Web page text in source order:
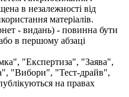
в незалежності від
матеріалів.
- видань) - повинна бути
в першому абзаці
"Експертиза", "Заява",
"Вибори", "Тест-драйв",
на правах